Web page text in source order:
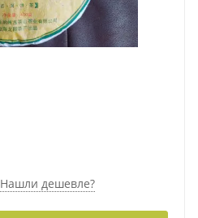
Нашли дешевле?